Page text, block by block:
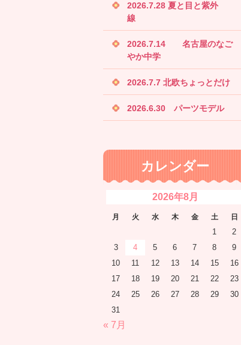
2026.7.28 夏と目と紫外
線
2026.7.14 名古屋のなご
やか中学
2026.7.7 北欧ちょっとだけ
2026.6.30 パーツモデル
カレンダー
2026年8月
月 火 水 木 金 土 日
1
2
3
4 5 6 7 8
9
10
11 12 13 14 15
16
17
18 19 20 21 22
23
24
25 26 27 28 29
30
31
« 7月